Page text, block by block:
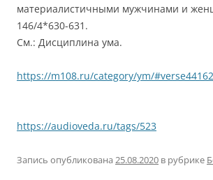
материалистичными мужчинами и
146/4*630-631.
См.: Дисциплина ума.
https://m108.ru/category/ym/#verse44162
https://audioveda.ru/tags/523
Запись опубликована 25.08.2020 в рубрике